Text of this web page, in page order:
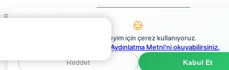
Mobil
0
0
TULUM TAKIM
🍪
En iyi deneyim için çerez kullanıyoruz.
Çerez Politikaları Aydınlatma Metni'ni okuyabilirsiniz.
Reddet
Kabul Et